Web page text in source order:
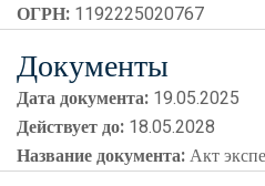
ОГРН: 1192225020767
Документы
Дата документа: 19.05.2025
Действует до: 18.05.2028
Название документа:Акт